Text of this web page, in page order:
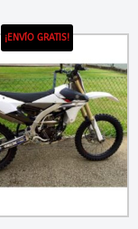
¡ENVÍO GRATIS!